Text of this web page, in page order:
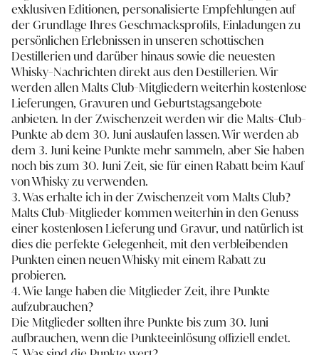
exklusiven Editionen, personalisierte Empfehlungen auf
der Grundlage Ihres Geschmacksprofils, Einladungen zu
persönlichen Erlebnissen in unseren schottischen
Destillerien und darüber hinaus sowie die neuesten
Whisky-Nachrichten direkt aus den Destillerien. Wir
werden allen Malts Club-Mitgliedern weiterhin kostenlose
Lieferungen, Gravuren und Geburtstagsangebote
anbieten. In der Zwischenzeit werden wir die Malts-Club-
Punkte ab dem 30. Juni auslaufen lassen. Wir werden ab
dem 3. Juni keine Punkte mehr sammeln, aber Sie haben
noch bis zum 30. Juni Zeit, sie für einen Rabatt beim Kauf
von Whisky zu verwenden.
3. Was erhalte ich in der Zwischenzeit vom Malts Club?
Malts Club-Mitglieder kommen weiterhin in den Genuss
einer kostenlosen Lieferung und Gravur, und natürlich ist
dies die perfekte Gelegenheit, mit den verbleibenden
Punkten einen neuen Whisky mit einem Rabatt zu
probieren.
4. Wie lange haben die Mitglieder Zeit, ihre Punkte
aufzubrauchen?
Die Mitglieder sollten ihre Punkte bis zum 30. Juni
aufbrauchen, wenn die Punkteeinlösung offiziell endet.